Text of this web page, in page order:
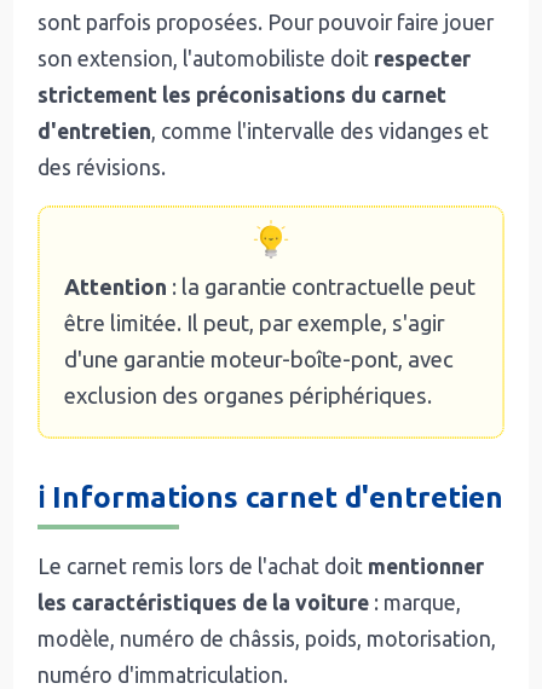
sont parfois proposées. Pour pouvoir faire jouer
son extension, l'automobiliste doit respecter
strictement les préconisations du carnet
d'entretien, comme l'intervalle des vidanges et
des révisions.
Attention : la garantie contractuelle peut
être limitée. Il peut, par exemple, s'agir
d'une garantie moteur-boîte-pont, avec
exclusion des organes périphériques.
ℹ️ Informations carnet d'entretien
Le carnet remis lors de l'achat doit mentionner
les caractéristiques de la voiture : marque,
modèle, numéro de châssis, poids, motorisation,
numéro d'immatriculation.